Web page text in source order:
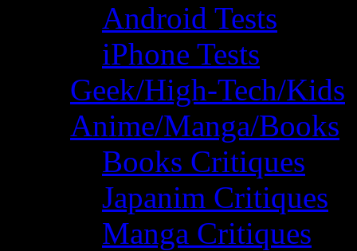
Android Tests
iPhone Tests
Geek/High-Tech/Kids
Anime/Manga/Books
Books Critiques
Japanim Critiques
Manga Critiques